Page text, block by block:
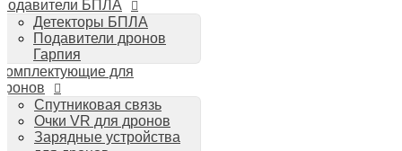
Пылесосы Dyson
Аудио и видео DJI
Ручные камеры
DJI Osmo Action 3
DJI Osmo Pocket 3
Стабилизаторы
DJI Osmo Mobile 6
DJI RS 3 Pro
БПЛА
Детекторы БПЛА
Подавители дронов
Гарпия
для
Спутниковая связь
Очки VR для дронов
Зарядные устройства